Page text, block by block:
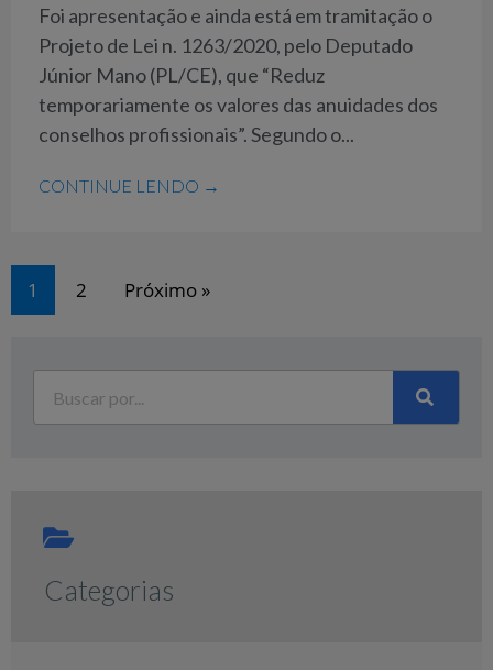
Foi apresentação e ainda está em tramitação o
Projeto de Lei n. 1263/2020, pelo Deputado
Júnior Mano (PL/CE), que “Reduz
temporariamente os valores das anuidades dos
conselhos profissionais”. Segundo o...
CONTINUE LENDO →
1 2 Próximo »
Categorias